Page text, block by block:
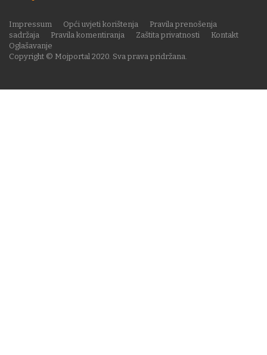
Copyright © Mojportal 2020. Sva prava pridržana.
Impressum Opći uvjeti korištenja
Pravila prenošenja
sadržaja
Pravila komentiranja Zaštita privatnosti
Kontakt
Oglašavanje